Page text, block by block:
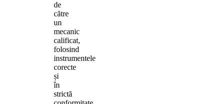
de
către
un
mecanic
calificat,
folosind
instrumentele
corecte
și
în
strictă